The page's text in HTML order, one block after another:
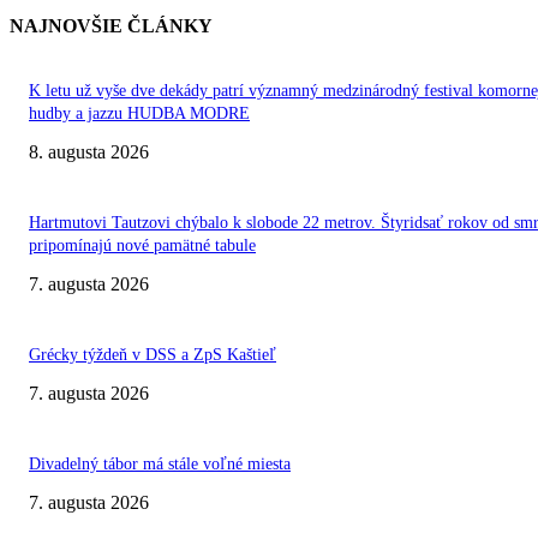
NAJNOVŠIE ČLÁNKY
K letu už vyše dve dekády patrí významný medzinárodný festival
hudby a jazzu HUDBA MODRE
8. augusta 2026
Hartmutovi Tautzovi chýbalo k slobode 22 metrov. Štyridsať rokov od
pripomínajú nové pamätné tabule
7. augusta 2026
Grécky týždeň v DSS a ZpS Kaštieľ
7. augusta 2026
Divadelný tábor má stále voľné miesta
7. augusta 2026